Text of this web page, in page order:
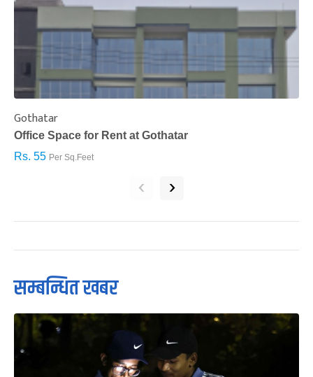
Gothatar
Office Space for Rent at Gothatar
Rs. 55 Per Sq.Feet
‹ ›
सम्बन्धित खबर